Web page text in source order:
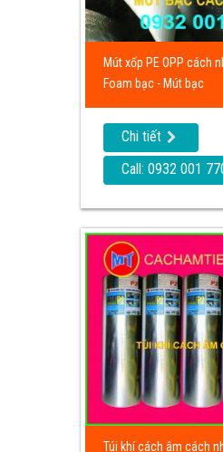
Mút xốp PE OPP cách
Foam bạc - Mút bạc
Chi tiết
Call: 0932 001
Túi khí cách âm cách